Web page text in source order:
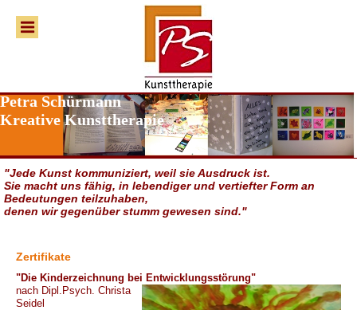
Petra Schürmann
Kreative Kunsttherapie
"Jede Kunst kommuniziert, weil sie Ausdruck ist.
Sie macht uns fähig, in lebendiger und vertiefter Form an
Bedeutungen teilzuhaben,
denen wir gegenüber stumm gewesen sind."
Zertifikate
"Die Kinderzeichnung bei Entwicklungsstörung"
nach Dipl.Psych. Christa
Seidel